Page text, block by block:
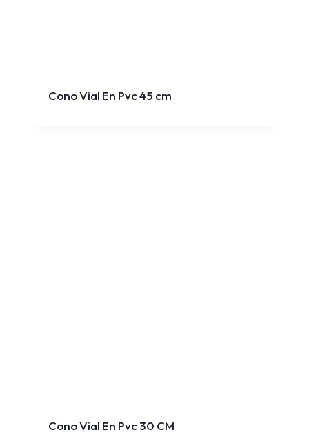
Cono Vial En Pvc 45 cm
Cono Vial En Pvc 30 CM